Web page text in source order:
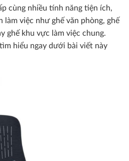
cùng nhiều tính năng tiện ích,
làm việc như ghế văn phòng, ghế
ghế khu vực làm việc chung.
tìm hiểu ngay dưới bài viết này